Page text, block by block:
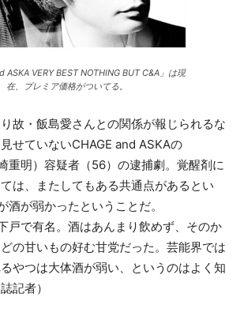
ASKA VERY BEST NOTHING BUT C&A」は現
在、プレミア価格がついてる。
り故・飯島愛さんとの関係が報じられるな
せていないCHAGE and ASKAの
重明）容疑者（56）の逮捕劇。覚醒剤に
は、またしてもある共通点があるとい
酒が弱かったということだ。
戸で有名。酒はあんまり飲めず、そのか
の甘いもの好む甘党だった。芸能界では
やつは大体酒が弱い、というのはよく知
記者）